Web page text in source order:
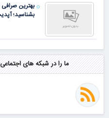
بهترین صرافی
بشناسید؛ آپدیت
ما را در شبکه های